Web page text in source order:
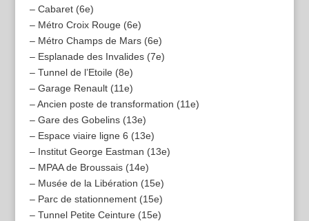
– Cabaret (6e)
– Métro Croix Rouge (6e)
– Métro Champs de Mars (6e)
– Esplanade des Invalides (7e)
– Tunnel de l’Etoile (8e)
– Garage Renault (11e)
– Ancien poste de transformation (11e)
– Gare des Gobelins (13e)
– Espace viaire ligne 6 (13e)
– Institut George Eastman (13e)
– MPAA de Broussais (14e)
– Musée de la Libération (15e)
– Parc de stationnement (15e)
– Tunnel Petite Ceinture (15e)